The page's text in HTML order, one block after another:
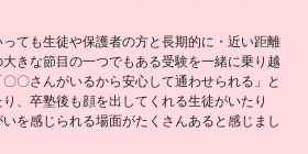
ても生徒や保護者の方と長期的に・近い距離
きな節目の一つでもある受験を一緒に乗り越
〇さんがいるから安心して通わせられる」と
、卒塾後も顔を出してくれる生徒がいたり
を感じられる場面がたくさんあると感じまし